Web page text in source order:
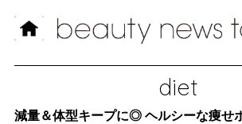
diet
減量＆体型キープに◎ ヘルシーな痩せ